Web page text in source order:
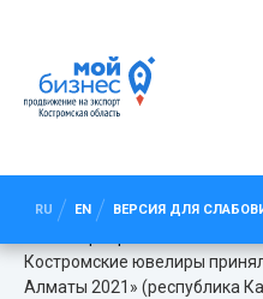
RU EN ВЕРСИЯ ДЛЯ
«АРУ
Костромские ювелиры
Алматы 2021» (республика